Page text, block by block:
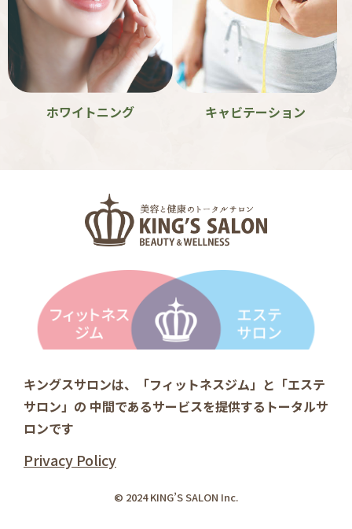
ホワイトニング キャビテーション
キングスサロンは、「フィットネスジム」と「エステ
サロン」の 中間であるサービスを提供するトータルサ
ロンです
Privacy Policy
© 2024 KING’S SALON Inc.